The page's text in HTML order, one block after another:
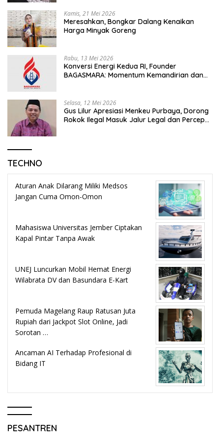
Kamis, 21 Mei 2026
Meresahkan, Bongkar Dalang Kenaikan
Harga Minyak Goreng
Rabu, 13 Mei 2026
Konversi Energi Kedua RI, Founder
BAGASMARA: Momentum Kemandirian dan
Selasa, 12 Mei 2026
Gus Lilur Apresiasi Menkeu Purbaya, Dorong
Rokok Ilegal Masuk Jalur Legal dan Percepat
TECHNO
Aturan Anak Dilarang Miliki Medsos
Jangan Cuma Omon-Omon
Mahasiswa Universitas Jember Ciptakan
Kapal Pintar Tanpa Awak
UNEJ Luncurkan Mobil Hemat Energi
Wilabrata DV dan Basundara E-Kart
Pemuda Magelang Raup Ratusan Juta
Rupiah dari Jackpot Slot Online, Jadi
Sorotan …
Ancaman AI Terhadap Profesional di
Bidang IT
PESANTREN